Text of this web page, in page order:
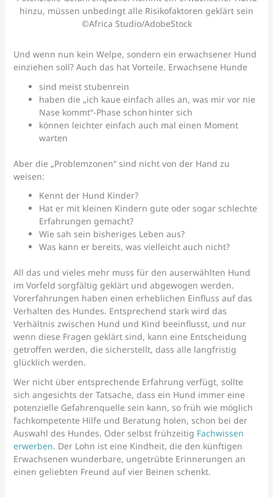
hinzu, müssen unbedingt alle Risikofaktoren geklärt sein
©Africa Studio/AdobeStock
Und wenn nun kein Welpe, sondern ein erwachsener Hund
einziehen soll? Auch das hat Vorteile. Erwachsene Hunde
sind meist stubenrein
haben die „ich kaue einfach alles an, was mir vor nie
Nase kommt“-Phase schon hinter sich
können leichter einfach auch mal einen Moment
warten
Aber die „Problemzonen“ sind nicht von der Hand zu
weisen:
Kennt der Hund Kinder?
Hat er mit kleinen Kindern gute oder sogar schlechte
Erfahrungen gemacht?
Wie sah sein bisheriges Leben aus?
Was kann er bereits, was vielleicht auch nicht?
All das und vieles mehr muss für den auserwählten Hund
im Vorfeld sorgfältig geklärt und abgewogen werden.
Vorerfahrungen haben einen erheblichen Einfluss auf das
Verhalten des Hundes. Entsprechend stark wird das
Verhältnis zwischen Hund und Kind beeinflusst, und nur
wenn diese Fragen geklärt sind, kann eine Entscheidung
getroffen werden, die sicherstellt, dass alle langfristig
glücklich werden.
Wer nicht über entsprechende Erfahrung verfügt, sollte
sich angesichts der Tatsache, dass ein Hund immer eine
potenzielle Gefahrenquelle sein kann, so früh wie möglich
fachkompetente Hilfe und Beratung holen, schon bei der
Auswahl des Hundes. Oder selbst frühzeitig Fachwissen
erwerben. Der Lohn ist eine Kindheit, die den künftigen
Erwachsenen wunderbare, ungetrübte Erinnerungen an
einen geliebten Freund auf vier Beinen schenkt.